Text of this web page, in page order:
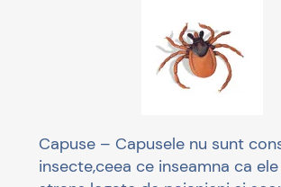
Capuse – Capusele nu sunt
insecte,ceea ce inseamna ca